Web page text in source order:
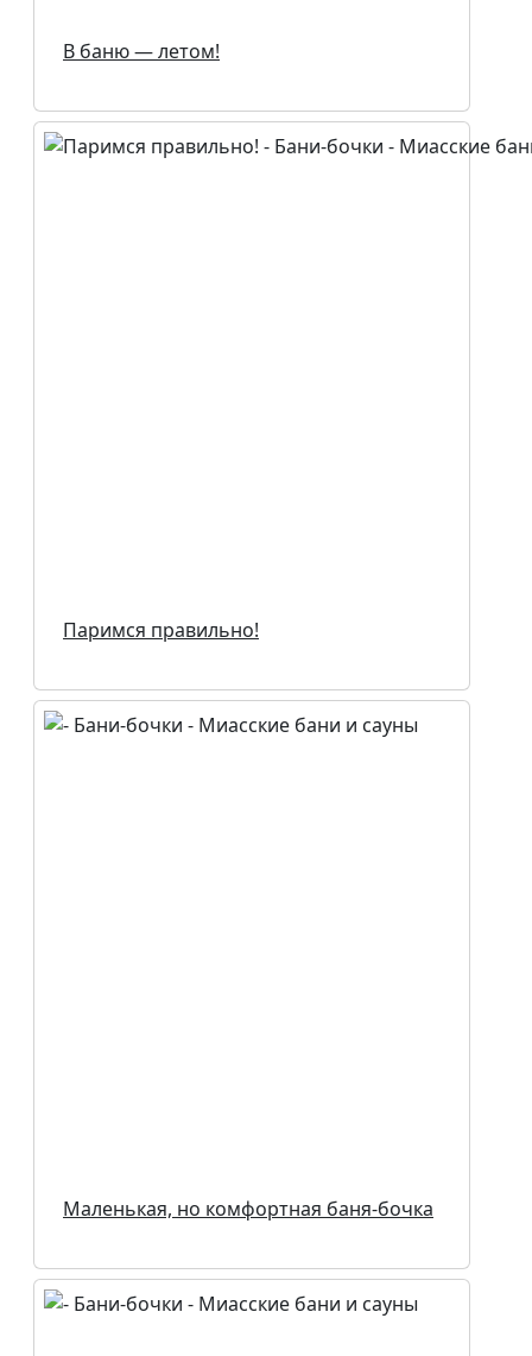
В баню — летом!
Паримся правильно!
Маленькая, но комфортная баня-бочка